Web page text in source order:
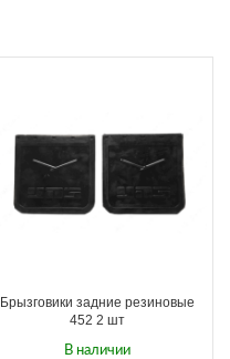
Брызговики задние резиновые
452 2 шт
В наличии